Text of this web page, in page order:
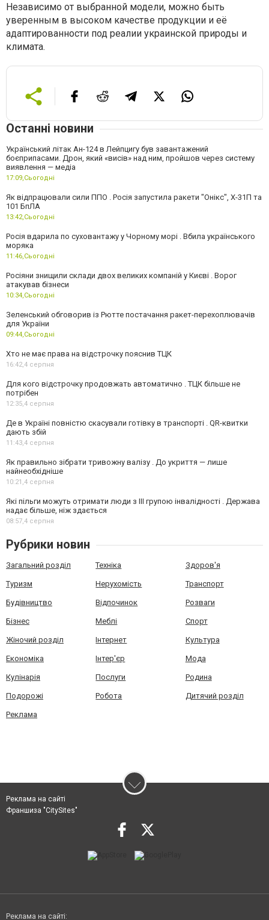
Независимо от выбранной модели, можно быть
уверенным в высоком качестве продукции и её
адаптированности под реалии украинской природы и
климата.
Останні новини
Український літак Ан-124 в Лейпцигу був завантажений
боєприпасами. Дрон, який «висів» над ним, пройшов через систему
виявлення — медіа
17:09,Сьогодні
Як відпрацювали сили ППО . Росія запустила ракети "Онікс", Х-31П та
101 БпЛА
13:42,Сьогодні
Росія вдарила по суховантажу у Чорному морі . Вбила українського
моряка
11:46,Сьогодні
Росіяни знищили склади двох великих компаній у Києві . Ворог
атакував бізнеси
10:34,Сьогодні
Зеленський обговорив із Рютте постачання ракет-перехоплювачів
для України
09:44,Сьогодні
Хто не має права на відстрочку пояснив ТЦК
16:42,4 серпня
Для кого відстрочку продовжать автоматично . ТЦК більше не
потрібен
12:35,4 серпня
Де в Україні повністю скасували готівку в транспорті . QR-квитки
дають збій
11:43,4 серпня
Як правильно зібрати тривожну валізу . До укриття — лише
найнеобхідніше
10:21,4 серпня
Які пільги можуть отримати люди з III групою інвалідності . Держава
надає більше, ніж здається
08:57,4 серпня
Рубрики новин
Загальний розділ Техніка Здоров'я
Туризм Нерухомість Транспорт
Будівництво Відпочинок Розваги
Бізнес Меблі Спорт
Жіночий розділ Інтернет Культура
Економіка Інтер'єр Мода
Кулінарія Послуги Родина
Подорожі Робота Дитячий розділ
Реклама
Реклама на сайті
Франшиза "CitySites"
Реклама на сайті: